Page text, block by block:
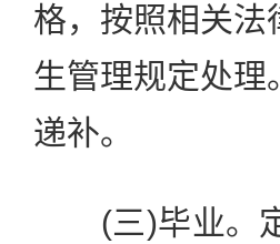
格，按照相关法
生管理规定处理
递补。
(三)毕业。定